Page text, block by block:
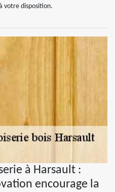
votre disposition.
à Harsault :
encourage la